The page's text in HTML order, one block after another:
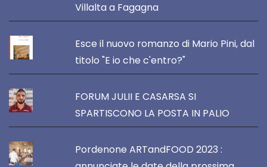
Villalta a Fagagna
Esce il nuovo romanzo di Mario Pini, dal
titolo "E io che c'entro?"
FORUM JULII E CASARSA SI
SPARTISCONO LA POSTA IN PALIO
Pordenone ARTandFOOD 2023 :